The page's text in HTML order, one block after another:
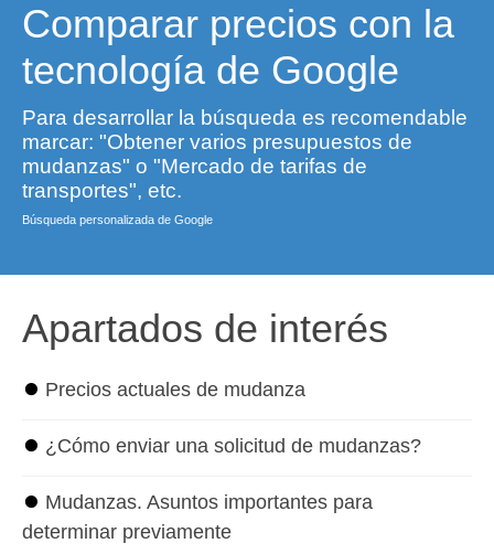
Comparar precios con la
tecnología de Google
Para desarrollar la búsqueda es recomendable
marcar: "Obtener varios presupuestos de
mudanzas" o "Mercado de tarifas de
transportes", etc.
Búsqueda personalizada de Google
Apartados de interés
⏺ Precios actuales de mudanza
⏺ ¿Cómo enviar una solicitud de mudanzas?
⏺ Mudanzas. Asuntos importantes para
determinar previamente